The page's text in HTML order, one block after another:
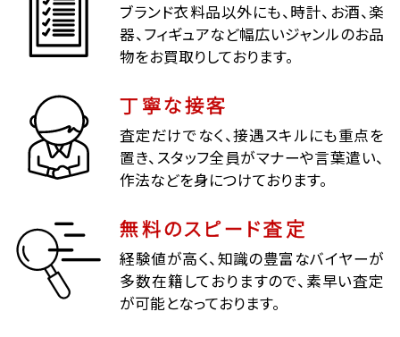
ブランド衣料品以外にも、時計、お酒、楽
器、フィギュアなど幅広いジャンルのお品
物をお買取りしております。
丁寧な接客
査定だけでなく、接遇スキルにも重点を
置き、スタッフ全員がマナーや言葉遣い、
作法などを身につけております。
無料のスピード査定
経験値が高く、知識の豊富なバイヤーが
多数在籍しておりますので、素早い査定
が可能となっております。